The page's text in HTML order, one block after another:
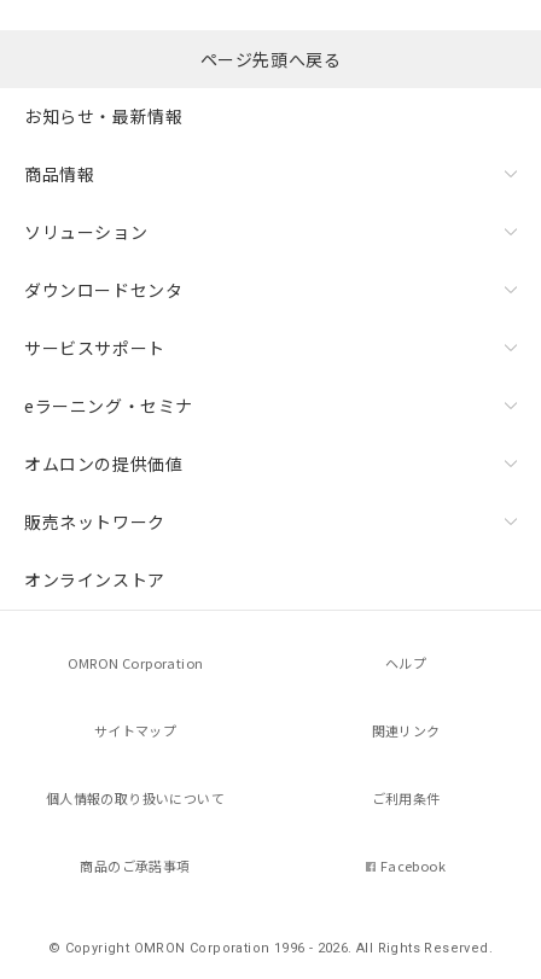
ページ先頭へ戻る
お知らせ・最新情報
商品情報
ソリューション
ダウンロードセンタ
サービスサポート
eラーニング・セミナ
オムロンの提供価値
販売ネットワーク
オンラインストア
OMRON Corporation ヘルプ
サイトマップ 関連リンク
個人情報の取り扱いについて ご利用条件
商品のご承諾事項 Facebook
© Copyright OMRON Corporation 1996 - 2026.All Rights Reserved.